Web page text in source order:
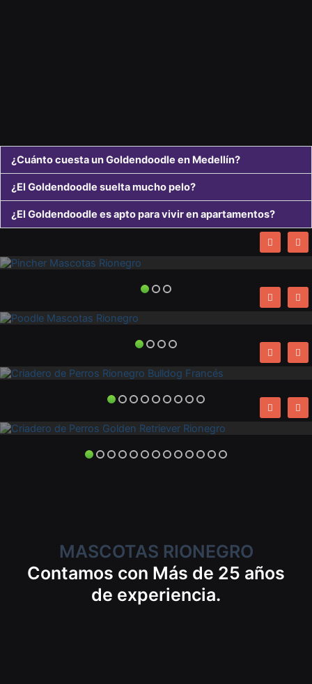
¿Cuánto cuesta un Goldendoodle en Medellín?
¿El Goldendoodle suelta mucho pelo?
¿El Goldendoodle es apto para vivir en apartamentos?
Venta Perros de Raza
Venta Perros de Raza
MASCOTAS RIONEGRO
Contamos con Más de 25 años
de experiencia.